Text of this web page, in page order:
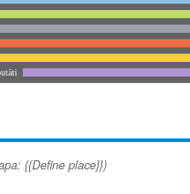
{{Define place}})